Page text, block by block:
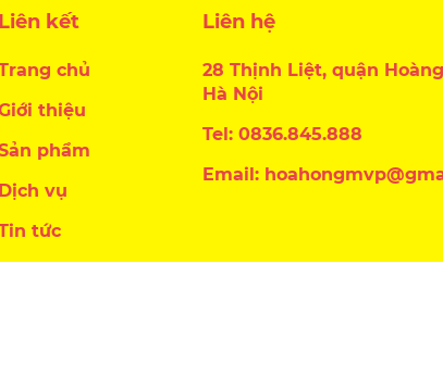
Liên kết
chủ
thiệu
phẩm
Dịch vụ
tức
Liên hệ
28 Thịnh Liệt, quận
Hà Nội
Tel: 0836.845.888
Email: